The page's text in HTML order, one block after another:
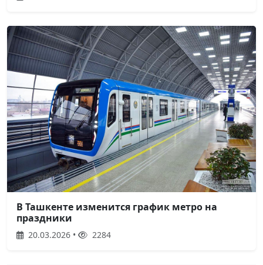
В Ташкенте изменится график метро на
праздники
20.03.2026 • 2284